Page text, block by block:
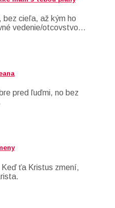
bez cieľa, až kým ho
vedenie/otcovstvo…
pred ľuďmi, no bez
ťa Kristus zmení,